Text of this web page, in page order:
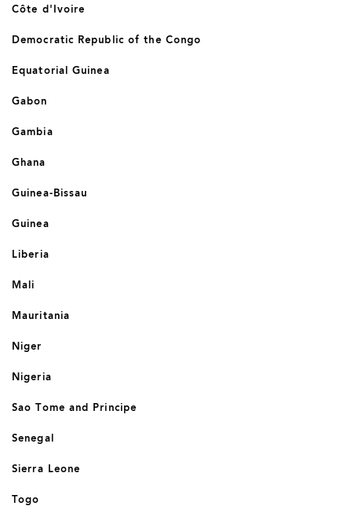
Côte d'Ivoire
Democratic Republic of the Congo
Equatorial Guinea
Gabon
Gambia
Ghana
Guinea-Bissau
Guinea
Liberia
Mali
Mauritania
Niger
Nigeria
Sao Tome and Principe
Senegal
Sierra Leone
Togo